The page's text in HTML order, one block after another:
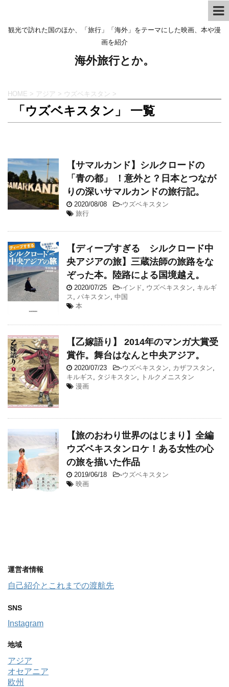
観光で訪れた国のほか、「旅行」「海外」をテーマにした映画、本や漫
画を紹介
海外旅行とか。
HOME > アジア > ウズベキスタン >
「ウズベキスタン」 一覧
【サマルカンド】シルクロードの
「青の都」 ！意外と？日本とつなが
りの深いサマルカンドの旅行記。
2020/08/08 -ウズベキスタン
旅行
【ディープすぎる シルクロード中
央アジアの旅】三蔵法師の旅路をな
ぞった本。陸路による国境越え。
2020/07/25 -インド, ウズベキスタン, キルギ
ス , パキスタン, 中国
本
【乙嫁語り】 2014年のマンガ大賞受
賞作。舞台はなんと中央アジア。
2020/07/23 -ウズベキスタン カザフスタン
キルギス
タジキスタン
トルクメニスタン
漫画
【旅のおわり世界のはじまり】全編
ウズベキスタンロケ！ある女性の心
の旅を描いた作品
2019/06/18 -ウズベキスタン
映画
運営者情報
自己紹介とこれまでの渡航先
SNS
Instagram
地域
アジア
オセアニア
欧州